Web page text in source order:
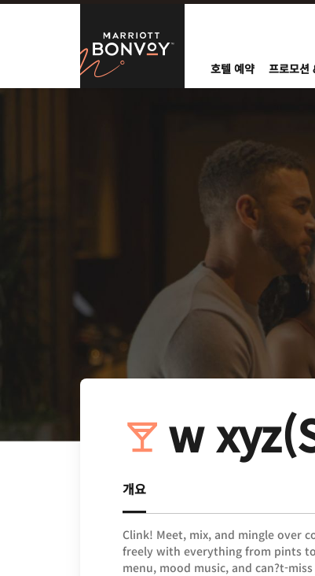
Skip to Content
Marriott
호텔 예약 프로모션
w
개요
Clink! Meet, mix, and mingle over
freely with everything from pints
menu, mood music, and can?t-